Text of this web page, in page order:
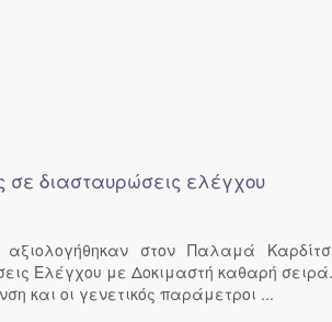
σε διασταυρώσεις ελέγχου
στον Παλαμά
Ελέγχου με Δοκιμαστή καθαρή
και οι γενετικός παράμετροι ...